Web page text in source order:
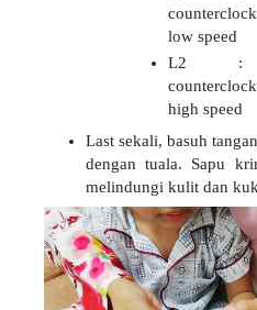
low speed
L2 :
high speed
Last sekali, basuh
dengan tuala. Sapu
melindungi kulit dan